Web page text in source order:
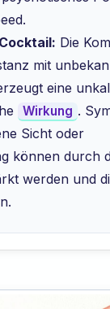
Die
mit
eine
Wirkung .
Sicht oder
können durch
werden und